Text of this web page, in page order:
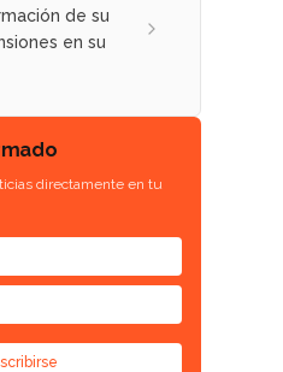
de su
en su
directamente en tu